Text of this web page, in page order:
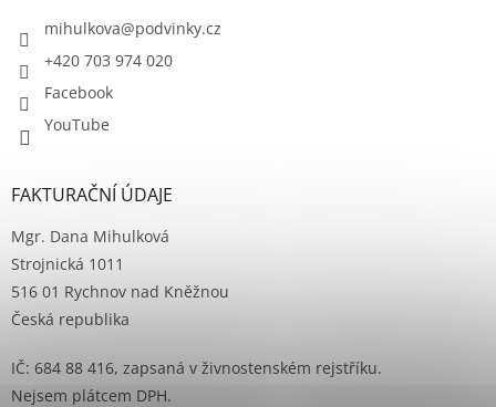
mihulkova@podvinky.cz
+420 703 974 020
Facebook
YouTube
FAKTURAČNÍ ÚDAJE
Mgr. Dana Mihulková
Strojnická 1011
516 01 Rychnov nad Kněžnou
Česká republika
IČ: 684 88 416, zapsaná v živnostenském rejstříku.
Nejsem plátcem DPH.